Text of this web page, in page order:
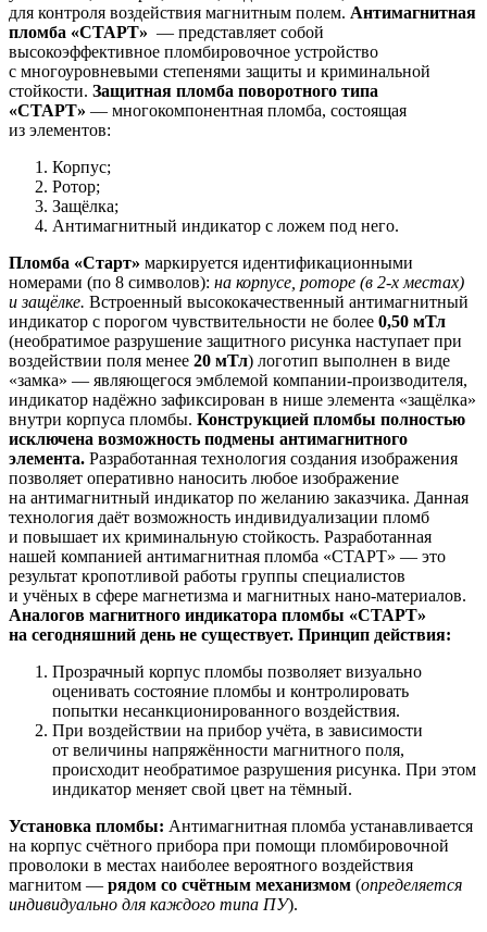
для контроля воздействия магнитным полем. Антимагнитная
пломба «СТАРТ» — представляет собой
высокоэффективное пломбировочное устройство
с многоуровневыми степенями защиты и криминальной
стойкости. Защитная пломба поворотного типа
«СТАРТ» — многокомпонентная пломба, состоящая
из элементов:
Корпус;
Ротор;
Защёлка;
Антимагнитный индикатор с ложем под него.
Пломба «Старт» маркируется идентификационными
номерами (по 8 символов): на корпусе, роторе (в 2-х местах)
и защёлке. Встроенный высококачественный антимагнитный
индикатор с порогом чувствительности не более 0,50 мТл
(необратимое разрушение защитного рисунка наступает при
воздействии поля менее 20 мТл) логотип выполнен в виде
«замка» — являющегося эмблемой компании-производителя,
индикатор надёжно зафиксирован в нише элемента «защёлка»
внутри корпуса пломбы. Конструкцией пломбы полностью
исключена возможность подмены антимагнитного
элемента. Разработанная технология создания изображения
позволяет оперативно наносить любое изображение
на антимагнитный индикатор по желанию заказчика. Данная
технология даёт возможность индивидуализации пломб
и повышает их криминальную стойкость. Разработанная
нашей компанией антимагнитная пломба «СТАРТ» — это
результат кропотливой работы группы специалистов
и учёных в сфере магнетизма и магнитных нано-материалов.
Аналогов магнитного индикатора пломбы «СТАРТ»
на сегодняшний день не существует. Принцип действия:
Прозрачный корпус пломбы позволяет визуально
оценивать состояние пломбы и контролировать
попытки несанкционированного воздействия.
При воздействии на прибор учёта, в зависимости
от величины напряжённости магнитного поля,
происходит необратимое разрушения рисунка. При этом
индикатор меняет свой цвет на тёмный.
Установка пломбы: Антимагнитная пломба устанавливается
на корпус счётного прибора при помощи пломбировочной
проволоки в местах наиболее вероятного воздействия
магнитом — рядом со счётным механизмом (определяется
индивидуально для каждого типа ПУ).